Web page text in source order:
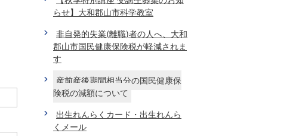
らせ】大和郡山市科学教室
非自発的失業(離職)者の人へ、大和
郡山市国民健康保険税が軽減されま
す
産前産後期間相当分の国民健康保
険税の減額について
出生れんらくカード・出生れんら
くメール